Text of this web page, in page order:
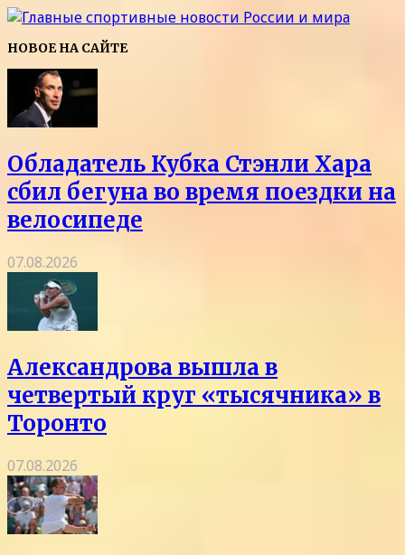
НОВОЕ НА САЙТЕ
Обладатель Кубка Стэнли Хара
сбил бегуна во время поездки на
велосипеде
07.08.2026
Александрова вышла в
четвертый круг «тысячника» в
Торонто
07.08.2026